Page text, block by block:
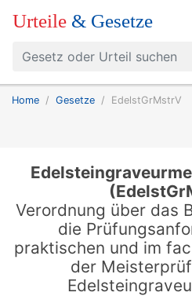
Urteile & Gesetze
Home Gesetze EdelstGrMstrV
Verordnung über das
die
praktischen und im
der